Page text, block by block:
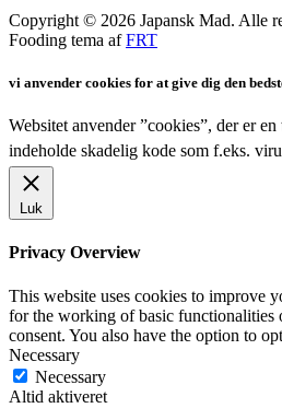
Copyright © 2026 Japansk Mad. Alle
Fooding tema afFRT
vi anvender cookies for at give dig den
Websitet anvender ”cookies”, der er
indeholde skadelig kode som f.eks.
Luk
Privacy Overview
This website uses cookies to improve
for the working of basic functionalities
consent. You also have the option to
Necessary
Necessary
Altid aktiveret